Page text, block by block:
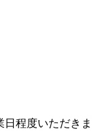
程度いただきま